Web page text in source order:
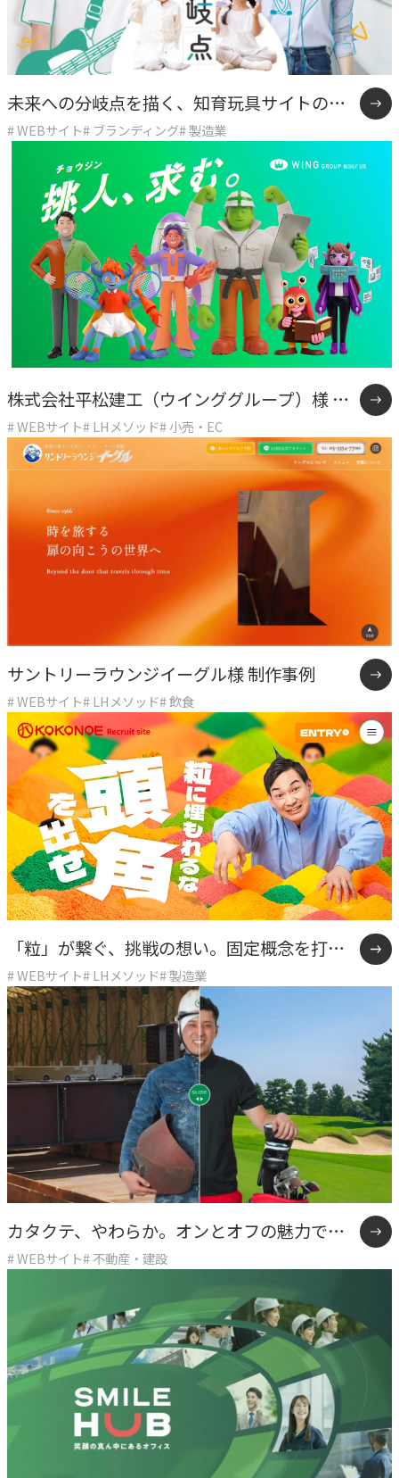
COMPANY
企業情報
ライオンハートの会社概要、歴史、そしてメンバーをご紹
会社概要
ライオンハートの基本情報
LH&creatives Inc.
→
グループ会社（海外拠点）の紹介
役員紹介
経営チームの紹介
CASE
事例紹介
NEWS
お知らせ
ブログ
CONTACT
お問い合わせ
未来への分岐点を描く、知育玩具サイトの逆
張り戦略
# WEBサイト# ブランディング# 製造業
株式会社平松建工（ウインググループ）様 採
用サイト制作事例
# WEBサイト# LHメソッド# 小売・EC
サントリーラウンジイーグル様 制作事例
# WEBサイト# LHメソッド# 飲食
「粒」が繋ぐ、挑戦の想い。固定概念を打破
したKOKONOEの挑戦。
# WEBサイト# LHメソッド# 製造業
カタクテ、やわらか。オンとオフの魅力で若
手の心をつかむ採用サイト
# WEBサイト# 不動産・建設